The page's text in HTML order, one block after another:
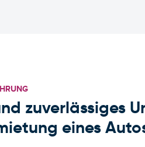
zuverlässiges
eines